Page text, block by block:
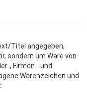
Titel angegeben,
sondern um Ware von
, Firmen- und
Warenzeichen und